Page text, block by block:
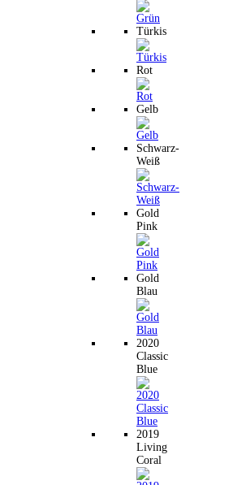
Türkis
Rot
Gelb
Schwarz-
Weiß
Gold
Pink
Gold
Blau
2020
Classic
Blue
2019
Living
Coral